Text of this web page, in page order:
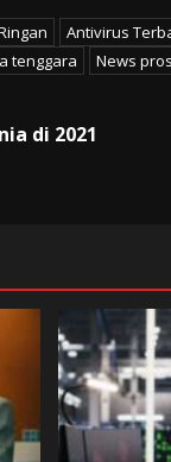
Antivirus
tenggara News
di 2021